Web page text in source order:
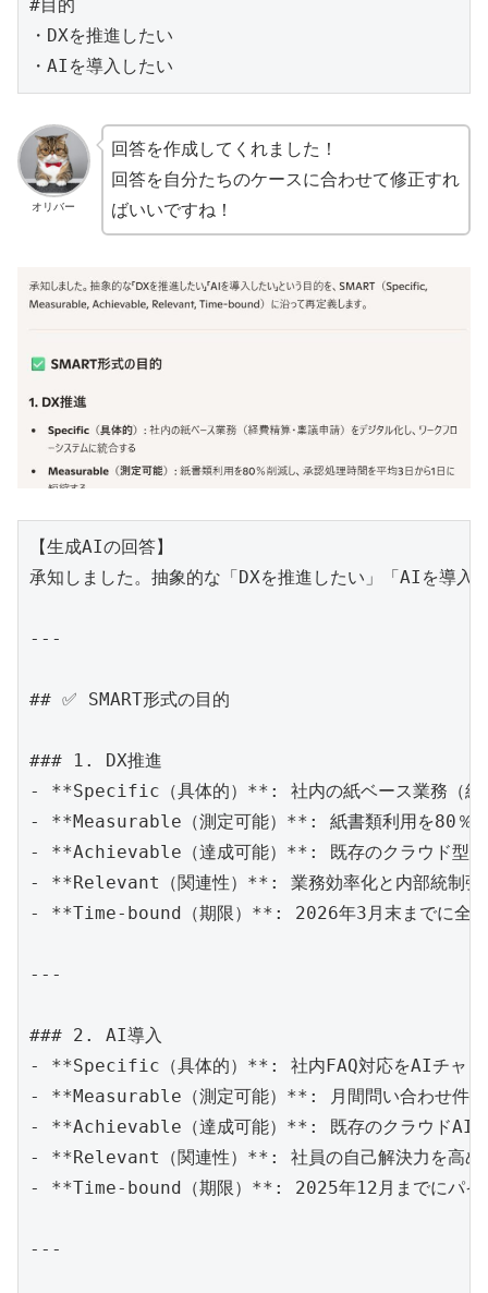
#目的
・DXを推進したい
・AIを導入したい
オリバー
回答を作成してくれました！
回答を自分たちのケースに合わせて修正すれ
ばいいですね！
【生成AIの回答】
承知しました。抽象的な「DXを推進したい」「AI
---
## ✅ SMART形式の目的
### 1. DX推進
- **Specific（具体的）**: 社内の紙ベース業務（経費
- **Measurable（測定可能）**: 紙書類利用を80％
- **Achievable（達成可能）**: 既存のクラウド型ワ
- **Relevant（関連性）**: 業務効率化と内部統制強
- **Time-bound（期限）**: 2026年3月末までに全
---
### 2. AI導入
- **Specific（具体的）**: 社内FAQ対応をAIチャッ
- **Measurable（測定可能）**: 月間問い合わせ件数
- **Achievable（達成可能）**: 既存のクラウドAIサ
- **Relevant（関連性）**: 社員の自己解決力を高め
- **Time-bound（期限）**: 2025年12月までにパイ
---